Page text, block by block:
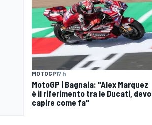
MOTOGP17 h
MotoGP | Bagnaia: "Alex Marquez
è il riferimento tra le Ducati, devo
capire come fa"